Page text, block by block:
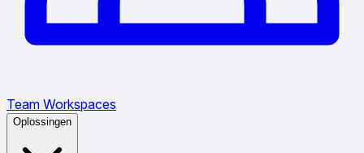
Team Workspaces
Oplossingen